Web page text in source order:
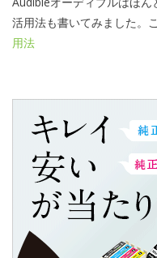
活用法も書いてみました。
用法